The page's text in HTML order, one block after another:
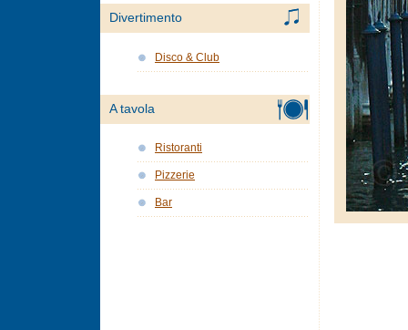
Divertimento
Disco & Club
A tavola
Ristoranti
Pizzerie
Bar